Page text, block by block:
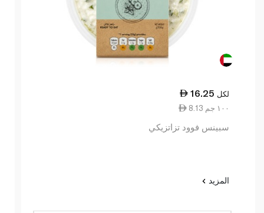
16.25 لكل
8.13 ١٠٠ جم
سبينس فوود تزاتزيكي
المزيد